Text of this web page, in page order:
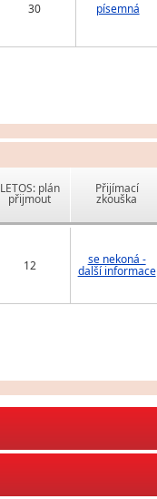
30 písemná
LETOS: plán
přijmout
Přijímací
zkouška
12 se nekoná -
další informace